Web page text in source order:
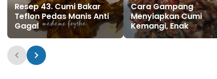
Resep 43. Cumi Bakar
Teflon Pedas Manis Anti
Gagal
Cara Gampang
Menyiapkan Cumi
Kemangi, Enak